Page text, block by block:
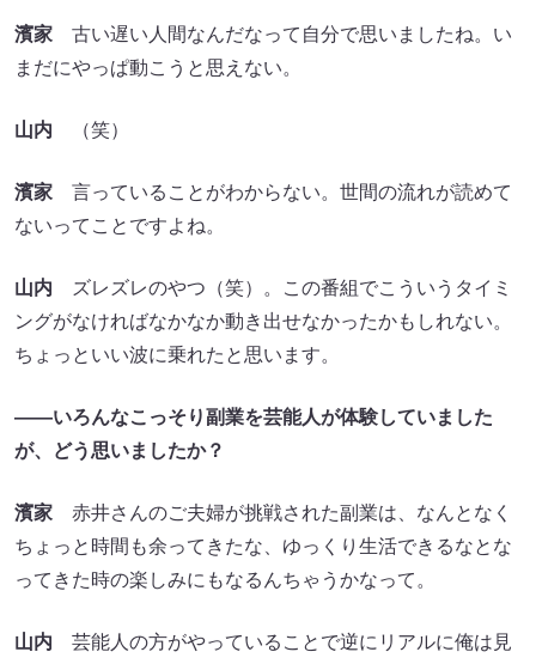
濱家 古い遅い人間なんだなって自分で思いましたね。い
まだにやっぱ動こうと思えない。
山内 （笑）
濱家 言っていることがわからない。世間の流れが読めて
ないってことですよね。
山内 ズレズレのやつ（笑）。この番組でこういうタイミ
ングがなければなかなか動き出せなかったかもしれない。
ちょっといい波に乗れたと思います。
――いろんなこっそり副業を芸能人が体験していました
が、どう思いましたか？
濱家 赤井さんのご夫婦が挑戦された副業は、なんとなく
ちょっと時間も余ってきたな、ゆっくり生活できるなとな
ってきた時の楽しみにもなるんちゃうかなって。
山内 芸能人の方がやっていることで逆にリアルに俺は見